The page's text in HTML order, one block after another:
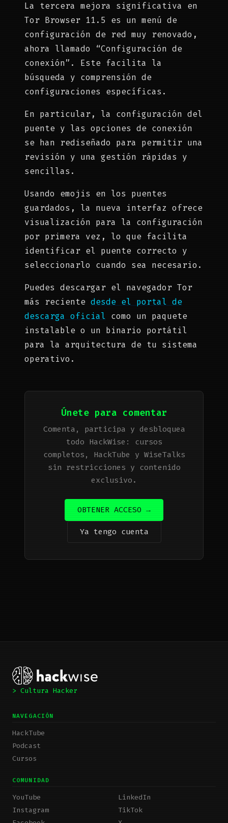
La tercera mejora significativa en
Tor Browser 11.5 es un menú de
configuración de red muy renovado,
ahora llamado “Configuración de
conexión”. Este facilita la
búsqueda y comprensión de
configuraciones específicas.
En particular, la configuración del
puente y las opciones de conexión
se han rediseñado para permitir una
revisión y una gestión rápidas y
sencillas.
Usando emojis en los puentes
guardados, la nueva interfaz ofrece
visualización para la configuración
por primera vez, lo que facilita
identificar el puente correcto y
seleccionarlo cuando sea necesario.
Puedes descargar el navegador Tor
más reciente desde el portal de
descarga oficial como un paquete
instalable o un binario portátil
para la arquitectura de tu sistema
operativo.
Únete para comentar
Comenta, participa y desbloquea
todo HackWise: cursos
completos, HackTube y WiseTalks
sin restricciones y contenido
exclusivo.
OBTENER ACCESO →
Ya tengo cuenta
> Cultura Hacker
NAVEGACIÓN
HackTube
Podcast
Cursos
COMUNIDAD
YouTube
Instagram
LinkedIn
TikTok